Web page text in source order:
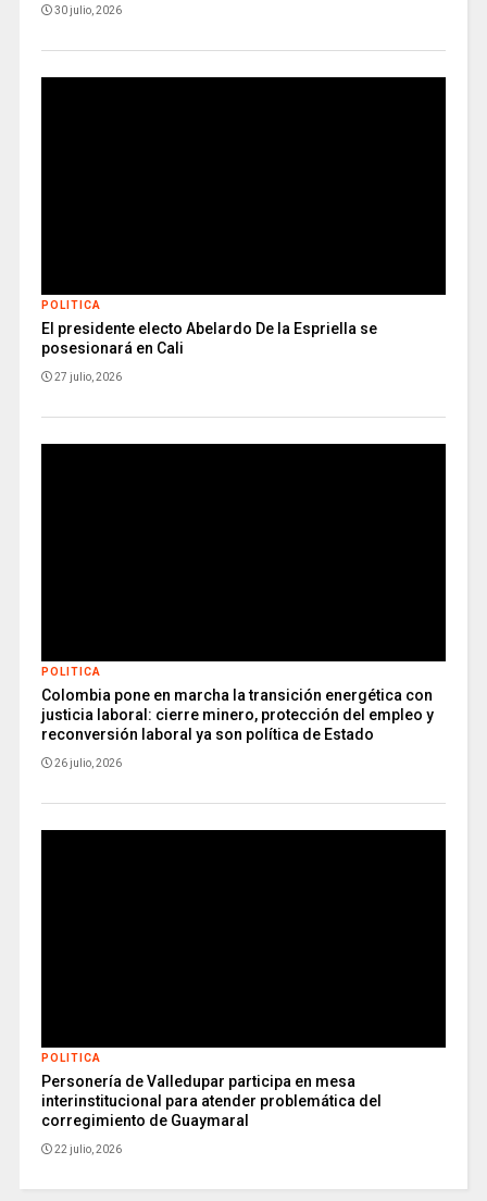
30 julio, 2026
POLITICA
El presidente electo Abelardo De la Espriella se
posesionará en Cali
27 julio, 2026
POLITICA
Colombia pone en marcha la transición energética con
justicia laboral: cierre minero, protección del empleo y
reconversión laboral ya son política de Estado
26 julio, 2026
POLITICA
Personería de Valledupar participa en mesa
interinstitucional para atender problemática del
corregimiento de Guaymaral
22 julio, 2026